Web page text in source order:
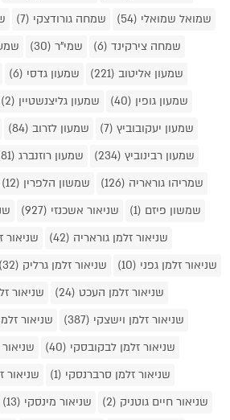
שמואל שמואלי (54)
שמחה גורודצקי (7)
שמחה צירקינד (6)
שמי"ר (30)
שמעון אליטוב (221)
שמעון גדסי (6)
שמעון גופין (40)
שמעון גליצנשטיין (2)
שמעון יעקובוביץ (7)
שמעון לזרוב (84)
שמעון רבינוביץ (234)
שמעון רוזנברג (81)
שמריהו גוראריה (126)
שמשון הלפרין (12)
שמשון פיזם (1)
שניאור אשכנזי (927)
שניאור זלמן גוראריה (42)
שניאור
שניאור זלמן גפני (10)
שניאור זלמן גרליק (32)
שניאור זלמן העכט (24)
שניאור
שניאור זלמן וישצקי (387)
שניאור זלמן
שניאור זלמן לבקובסקי (40)
שניאור
שניאור זלמן סרברנסקי (1)
שניאור
שניאור חיים גוטניק (2)
שניאור מינסקי (13)